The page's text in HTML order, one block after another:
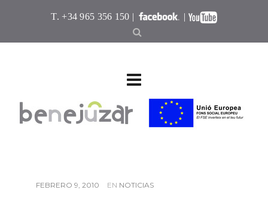
T. +34 965 356 150 | |
FEBRERO 9, 2010 EN NOTICIAS